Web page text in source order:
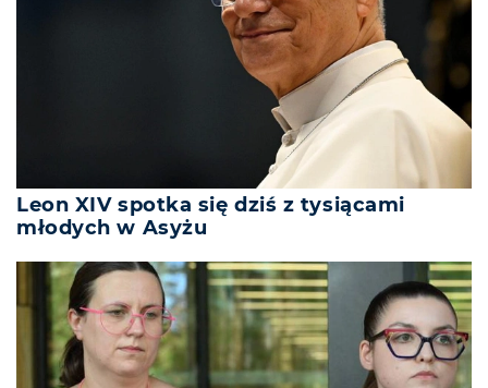
Leon XIV spotka się dziś z tysiącami
młodych w Asyżu